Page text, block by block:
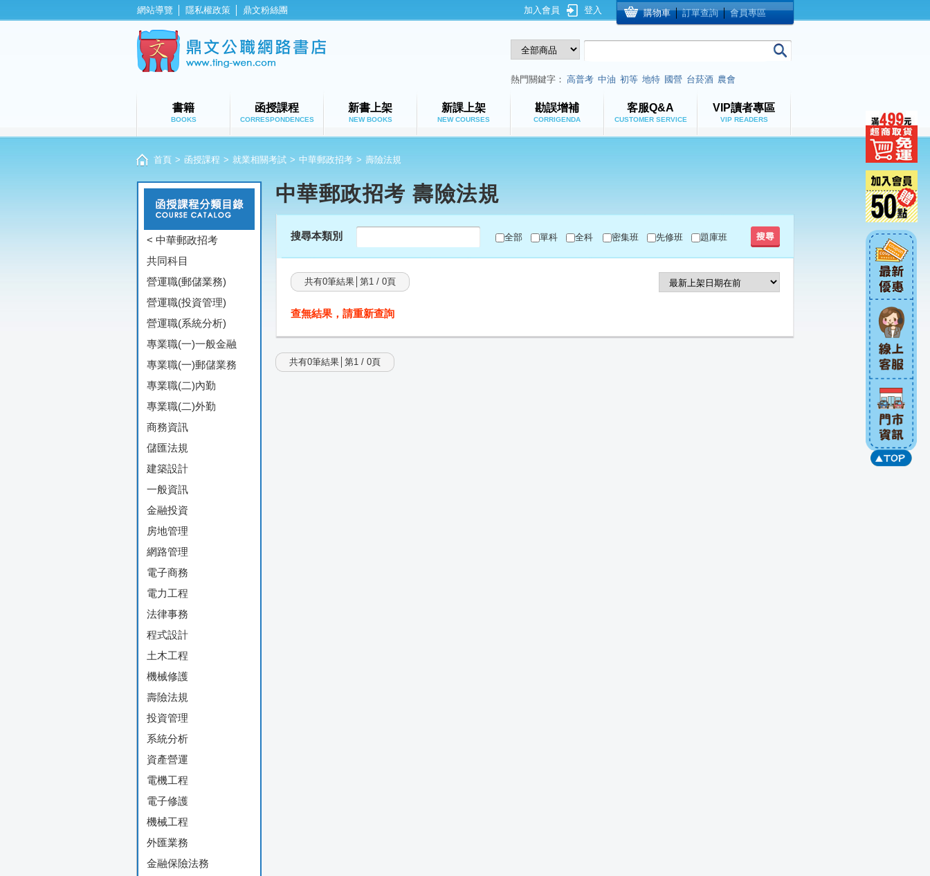
網站導覽 隱私權政策 鼎文粉絲團 購物車 │訂單查詢 │會員專區
登入
加入會員
鼎文公職網路書店
熱門關鍵字： 高普考 中油 初等 地特 國營 台菸酒 農會
書籍
BOOKS
函授課程
CORRESPONDENCES
新書上架
NEW BOOKS
新課上架
NEW COURSES
勘誤增補
CORRIGENDA
客服Q&A
CUSTOMER SERVICE
VIP讀者專區
VIP READERS
首頁 > 函授課程 > 就業相關考試 > 中華郵政招考 > 壽險法規
< 中華郵政招考
共同科目
營運職(郵儲業務)
營運職(投資管理)
營運職(系統分析)
專業職(一)一般金融
專業職(一)郵儲業務
專業職(二)內勤
專業職(二)外勤
商務資訊
儲匯法規
建築設計
一般資訊
金融投資
房地管理
網路管理
電子商務
電力工程
法律事務
程式設計
土木工程
機械修護
壽險法規
投資管理
系統分析
資產營運
電機工程
電子修護
機械工程
外匯業務
金融保險法務
中華郵政招考 壽險法規
搜尋本類別 全部 單科 全科 密集班 先修班 題庫班
共有0筆結果│第1 / 0頁
查無結果，請重新查詢
共有0筆結果│第1 / 0頁